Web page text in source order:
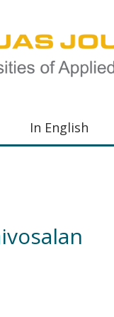
In English